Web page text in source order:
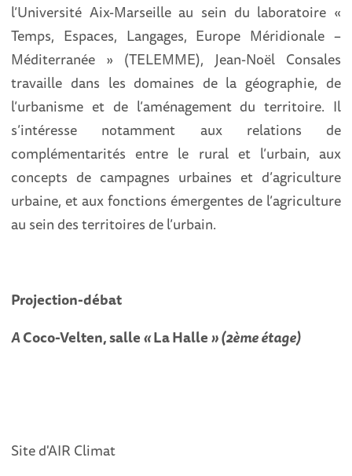
l’Université Aix-Marseille au sein du laboratoire «
Temps, Espaces, Langages, Europe Méridionale –
Méditerranée » (TELEMME), Jean-Noël Consales
travaille dans les domaines de la géographie, de
l’urbanisme et de l’aménagement du territoire. Il
s’intéresse notamment aux relations de
complémentarités entre le rural et l’urbain, aux
concepts de campagnes urbaines et d’agriculture
urbaine, et aux fonctions émergentes de l’agriculture
au sein des territoires de l’urbain.
Projection-débat
ACoco-Velten, salle«La Halle»(2ème étage)
Site d'AIR Climat